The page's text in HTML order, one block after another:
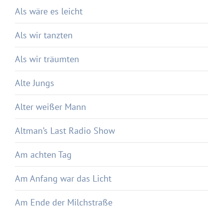
Als wäre es leicht
Als wir tanzten
Als wir träumten
Alte Jungs
Alter weißer Mann
Altman’s Last Radio Show
Am achten Tag
Am Anfang war das Licht
Am Ende der Milchstraße